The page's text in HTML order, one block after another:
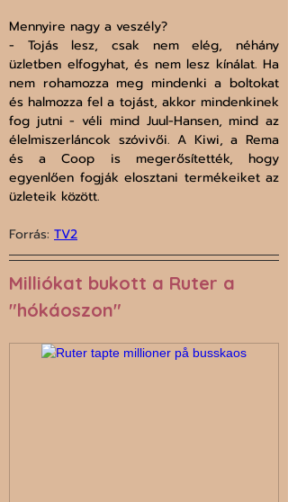
Mennyire nagy a veszély?
- Tojás lesz, csak nem elég, néhány
üzletben elfogyhat, és nem lesz kínálat. Ha
nem rohamozza meg mindenki a boltokat
és halmozza fel a tojást, akkor mindenkinek
fog jutni - véli mind Juul-Hansen, mind az
élelmiszerláncok szóvivői. A Kiwi, a Rema
és a Coop is megerősítették, hogy
egyenlően fogják elosztani termékeiket az
üzleteik között.
Forrás: TV2
Milliókat bukott a Ruter a
"hókáoszon"